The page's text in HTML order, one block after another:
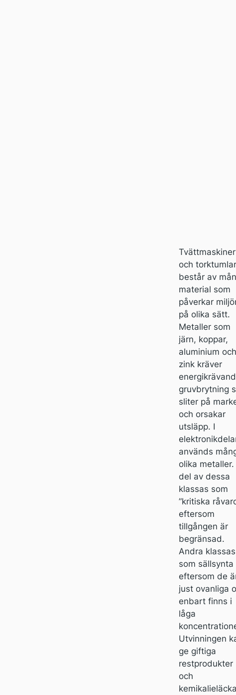
Tvättmaskiner
och
består av
material som
påverkar
på olika sätt.
Metaller som
järn, koppar,
aluminium och
zink kräver
gruvbrytning
sliter på
och orsakar
utsläpp. I
används
olika metaller.
del av dessa
klassas som
”kritiska
eftersom
tillgången är
begränsad.
Andra klassas
som sällsynta
eftersom de
just ovanliga
enbart finns i
låga
Utvinningen
ge giftiga
restprodukter
och